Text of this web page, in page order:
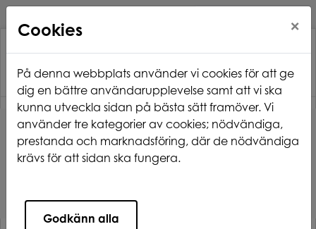
Hem
Nyhetsarkiv
Ny lag om skyddsrum börjar gälla 1 juni
1 juni
Cookies ×
På denna webbplats använder vi cookies för att ge
dig en bättre användarupplevelse samt att vi ska
kunna utveckla sidan på bästa sätt framöver. Vi
använder tre kategorier av cookies; nödvändiga,
prestanda och marknadsföring, där de nödvändiga
krävs för att sidan ska fungera.
Godkänn alla